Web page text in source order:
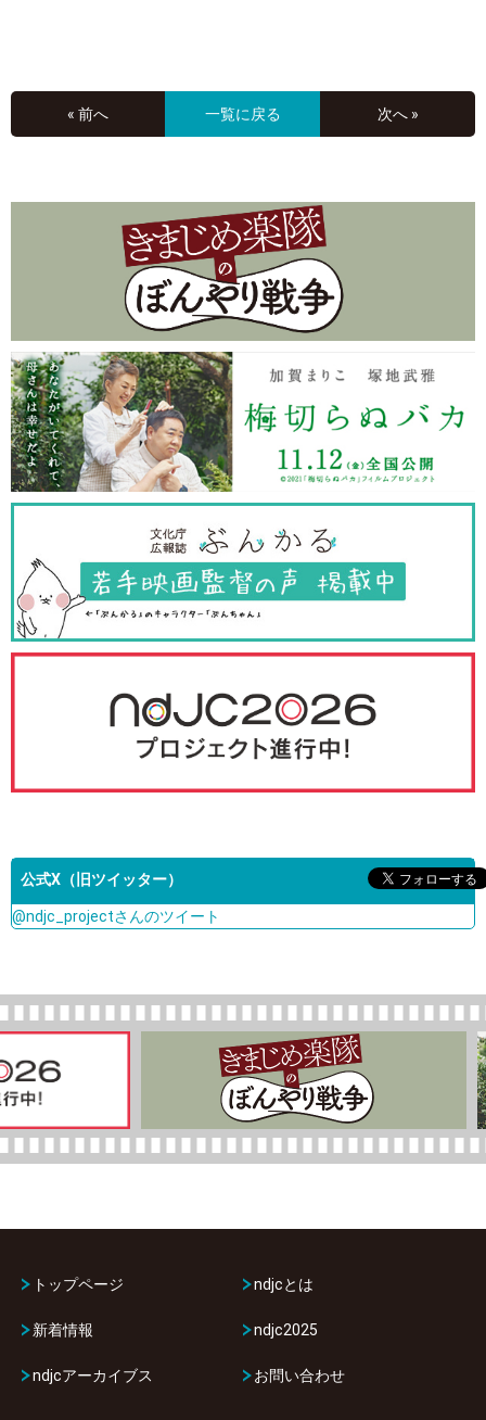
« 前へ 一覧に戻る 次へ »
公式X（旧ツイッター）
@ndjc_projectさんのツイート
トップページ ndjcとは
新着情報 ndjc2025
ndjcアーカイブス お問い合わせ